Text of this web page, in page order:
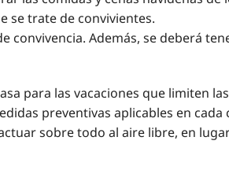
se trate de convivientes.
Además, se deberá
para las vacaciones que limiten
preventivas aplicables en
sobre todo al aire libre, en